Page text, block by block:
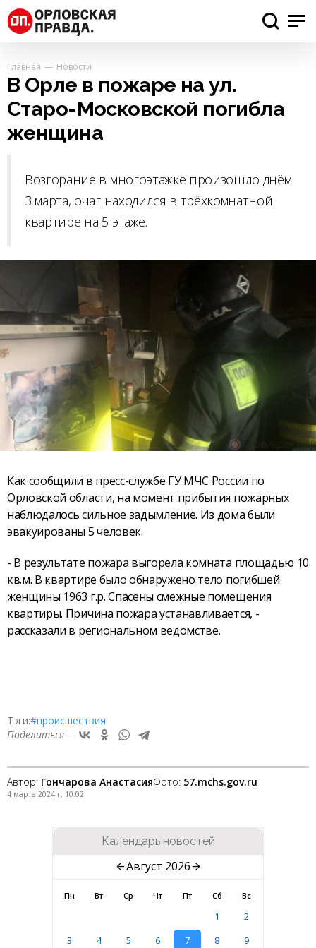
Главная Новости
В Орле в пожаре на ул.
Старо-Московской погибла
женщина
Возгорание в многоэтажке произошло днём
3 марта, очаг находился в трёхкомнатной
квартире на 5 этаже.
Как сообщили в пресс-службе ГУ МЧС России по
Орловской области, на момент прибытия пожарных
наблюдалось сильное задымление. Из дома были
эвакуированы 5 человек.
- В результате пожара выгорела комната площадью 10
кв.м. В квартире было обнаружено тело погибшей
женщины 1963 г.р. Спасены смежные помещения
квартиры. Причина пожара устанавливается, -
рассказали в региональном ведомстве.
Тэги:#происшествия
Поделиться —
Автор: Гончарова АнастасияФото: 57.mchs.gov.ru
4 марта 2024 г. 10:02
Календарь новостей
Август 2026
Пн Вт Ср Чт Пт Сб Вс
1
2
3
4 5 6 7 8
9